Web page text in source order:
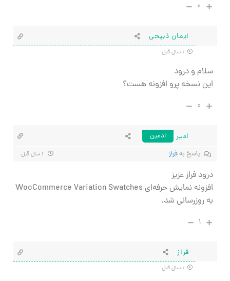
۰
ایمان ذبیحی
سلام و درود
این نسخه پرو افزونه هست؟
۰
امیر
ادمین
پاسخ بهفراز
درود فراز عزیز
افزونه نمایش حرفه‌ای WooCommerce Variation Swatches
به روزرسانی شد.
۱
فراز